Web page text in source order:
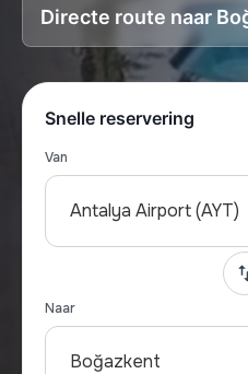
Directe route naar
Snelle reservering
Van
Antalya Airport (AYT)
Naar
Boğazkent